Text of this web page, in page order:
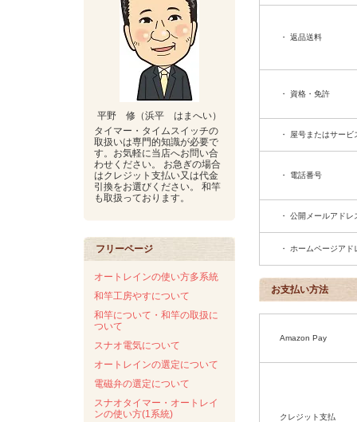
平野 修（浜平 はまへい）
タイマー・タイムスイッチの
取扱いは専門的知識が必要で
す。お気軽に当店へお問い合
わせください。 お急ぎの場合
はクレジット支払い又は代金
引換をお選びください。 和竿
も取扱っております。
フリーページ
オートレインの使い方多系統
和竿工房やすについて
和竿について・和竿の取扱に
ついて
スナオ電気について
オートレインの選定について
電磁弁の選定について
スナオタイマー・オートレイ
ンの使い方(1系統)
・ 返品送料
・ 資格・免許
・ 屋号またはサービ
・ 電話番号
・ 公開メールアドレ
・ ホームページアド
お支払い方法
Amazon Pay
クレジット支払